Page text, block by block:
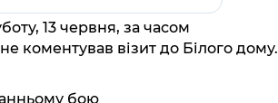
13 червня, за часом
коментував візит до Білого дому.
бою